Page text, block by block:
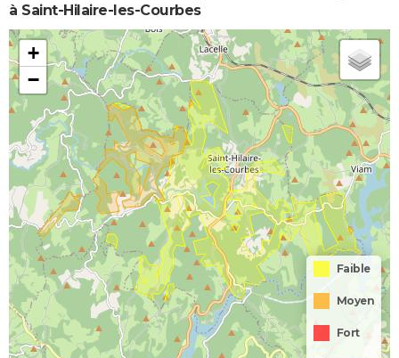
à Saint-Hilaire-les-Courbes
+
−
Faible
Moyen
Fort